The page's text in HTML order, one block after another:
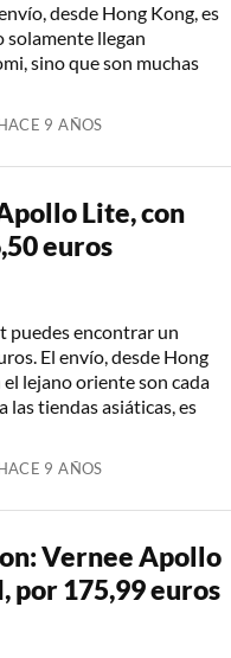
desde Hong Kong, es
solamente llegan
sino que son muchas
9 AÑOS
Lite, con
euros
puedes encontrar un
El envío, desde Hong
lejano oriente son cada
las tiendas asiáticas, es
9 AÑOS
Vernee Apollo
por 175,99 euros